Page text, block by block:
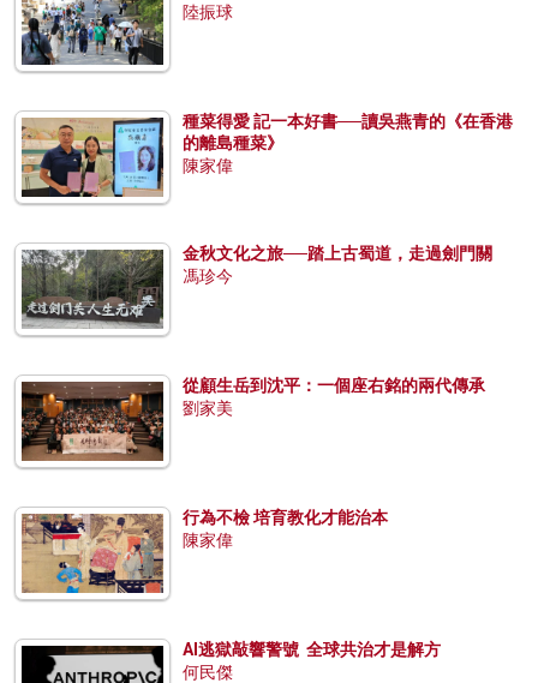
陸振球
種菜得愛 記一本好書──讀吳燕青的《在香港
的離島種菜》
陳家偉
金秋文化之旅──踏上古蜀道，走過劍門關
馮珍今
從顧生岳到沈平：一個座右銘的兩代傳承
劉家美
行為不檢 培育教化才能治本
陳家偉
AI逃獄敲響警號 全球共治才是解方
何民傑